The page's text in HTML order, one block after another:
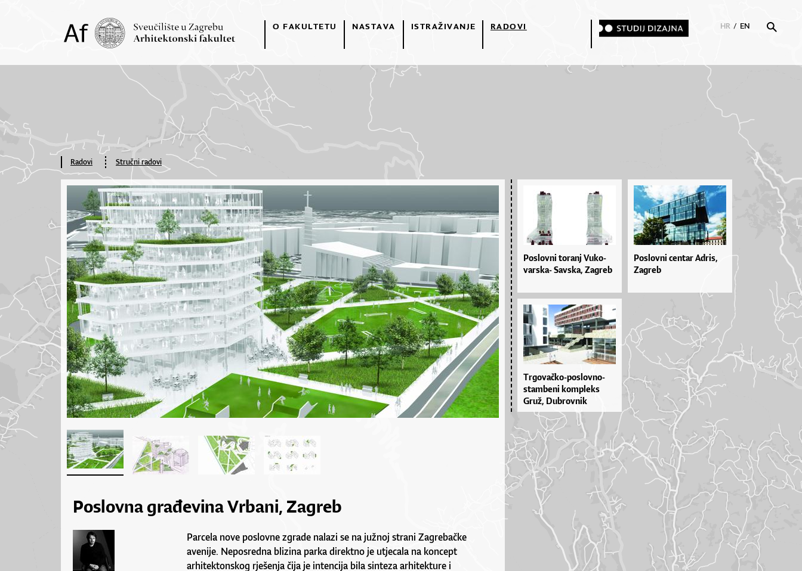
O FAKULTETU NASTAVA ISTRAŽIVANJE RADOVI HR / EN
Radovi Stručni radovi
Poslovna građevina Vrbani, Zagreb
Parcela nove poslovne zgrade nalazi se na južnoj strani Zagrebačke
avenije. Neposredna blizina parka direktno je utjecala na koncept
arhitektonskog rješenja čija je intencija bila sinteza arhitekture i
Po­slov­ni to­ra­nj Vu­ko­
var­ska- Sav­ska, Za­greb
Poslovni centar Adris,
Zagreb
Tr­go­va­čko­-po­slov­no­-
stam­be­ni kom­ple­ks
Gruž, Du­brov­nik